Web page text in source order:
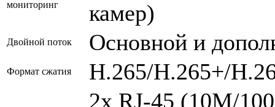
мониторинг камер)
Двойной поток Основной и
Формат сжатия H.265/H.265+/
2x RJ-45 (10M/